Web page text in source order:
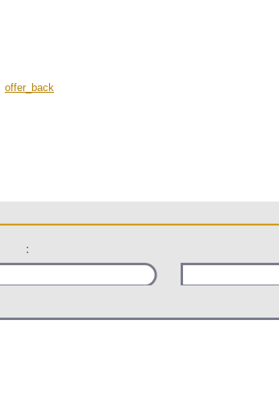
offer_back
: